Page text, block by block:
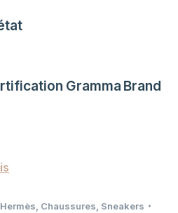
Gramma Brand
Chaussures Sneakers